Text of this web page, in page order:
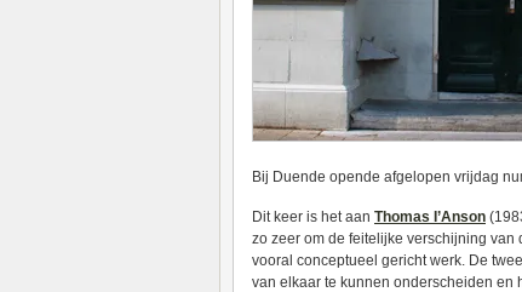
Bij Duende opende afgelopen vrijdag
Dit keer is het aan Thomas I’Anson
zo zeer om de feitelijke verschijning van
vooral conceptueel gericht werk. De
van elkaar te kunnen onderscheiden en